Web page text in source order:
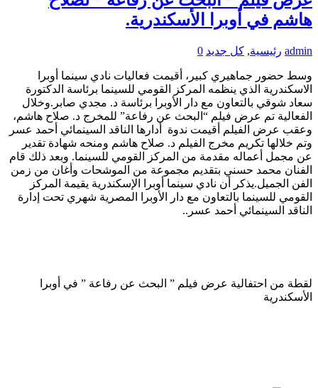
هاشم في أوبرا الأسكندرية.
admin رئيسية, كل جديد 0
وسط حضور جماهيري كبير، أقيمت فعاليات نادي سينما أوبرا
الاسكندرية الذي ينظمه المركز القومي للسينما برئاسة الدكتورة
سعاد شوقي بالتعاون مع دار الأوبرا برئاسة د. مجدي صابر.وخلال
الفعالية تم عرض فيلم “البحث عن رفاعة” للمخرج د. صلاح هاشم،
وعقب عرض الفيلم أقيمت ندوة أدارها الناقد السينمائي أحمد عسر
وتم خلالها تكريم مخرج الفيلم د. صلاح هاشم ومنحه شهادة تقدير
عن مجمل أعماله مقدمة من المركز القومي للسينما. وبعد ذلك قام
الفنان محمد حسني بتقديم مجموعة من الموشحات وأغان من زمن
الفن الجميل.يذكر أن نادي سينما أوبرا الإسكندرية يقيمة المركز
القومي للسينما بالتعاون مع دار الأوبرا المصرية شهري تحت إدارة
الناقد السينمائي أحمد عسر..
لقطة من احتفالية عرض فيلم ” البحث عن رفاعة ” في أوبرا
الأسكندرية